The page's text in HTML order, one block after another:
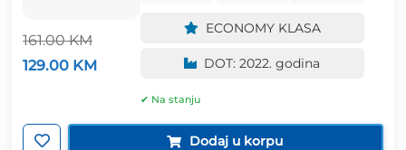
161.00KM
Izvorna
cijena
161.00 KM.
129.00 KM
129.00 KM.
ECONOMY KLASA
DOT: 2022. godina
✔ Na stanju
Dodaj u korpu